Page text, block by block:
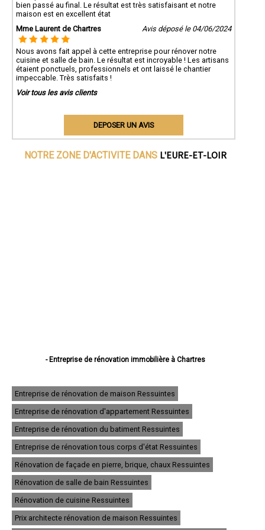
bien passé au final. Le résultat est très satisfaisant et notre
maison est en excellent état
Mme Laurent de Chartres
Avis déposé le 04/06/2024
Nous avons fait appel à cette entreprise pour rénover notre
cuisine et salle de bain. Le résultat est incroyable ! Les artisans
étaient ponctuels, professionnels et ont laissé le chantier
impeccable. Très satisfaits !
Voir tous les avis clients
DEPOSER UN AVIS
NOTRE ZONE D'ACTIVITE DANS L'EURE-ET-LOIR
- Entreprise de rénovation immobilière à Chartres
- Entreprise de rénovation immobilière à Châteaudun
- Entreprise de rénovation immobilière à Vernouillet
- Entreprise de rénovation immobilière à Nogent-le-Rotrou
- Entreprise de rénovation immobilière à Mainvilliers
- Entreprise de rénovation immobilière à Luisant
- Entreprise de rénovation immobilière à Épernon
- Entreprise de rénovation immobilière à Lèves
- Entreprise de rénovation immobilière à Maintenon
- Entreprise de rénovation immobilière à Bonneval
- Entreprise de rénovation immobilière à Nogent-le-Roi
- Entreprise de rénovation immobilière à Auneau
- Entreprise de rénovation immobilière à Saint-Lubin-des-Joncherets
- Entreprise de rénovation immobilière à Le Coudray
Entreprise de rénovation de maison Ressuintes
Entreprise de rénovation d'appartement Ressuintes
Entreprise de rénovation du batiment Ressuintes
Entreprise de rénovation tous corps d'état Ressuintes
Rénovation de façade en pierre, brique, chaux Ressuintes
Rénovation de salle de bain Ressuintes
Rénovation de cuisine Ressuintes
Prix architecte rénovation de maison Ressuintes